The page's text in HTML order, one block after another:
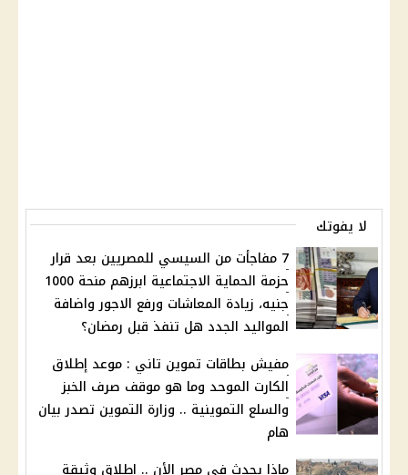
لا يفوتك
7 مفاجأت من السيسي للمصريين بعد قرار
حزمة الحماية الاجتماعية ابرزهم منحة 1000
جنيه، زيادة المعاشات ورفع الاجور واضافة
المواليد الجدد هل تنفذ قبل رمضان؟
مفيش بطاقات تموين تاني : موعد إطلاق
الكارت الموحد وما هو موقف صرف الخبز
والسلع التموينية .. وزارة التموين تصدر بيان
هام
ماذا يحدث في مصر الأن .. إطلاق وثيقة